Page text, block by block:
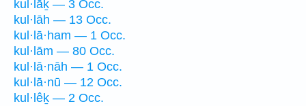
kul·lāḵ — 3 Occ.
kul·lāh — 13 Occ.
kul·lā·ham — 1 Occ.
kul·lām — 80 Occ.
kul·lā·nāh — 1 Occ.
kul·lā·nū — 12 Occ.
kul·lêḵ — 2 Occ.